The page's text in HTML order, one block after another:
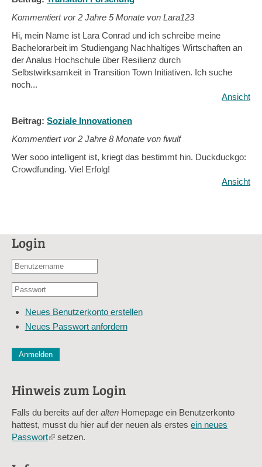
Kommentiert vor2 Jahre 5 Monate von Lara123
Hi, mein Name ist Lara Conrad und ich schreibe meine
Bachelorarbeit im Studiengang Nachhaltiges Wirtschaften an
der Analus Hochschule über Resilienz durch
Selbstwirksamkeit in Transition Town Initiativen. Ich suche
noch...
Ansicht
Beitrag: Soziale Innovationen
Kommentiert vor2 Jahre 8 Monate von fwulf
Wer sooo intelligent ist, kriegt das bestimmt hin. Duckduckgo:
Crowdfunding. Viel Erfolg!
Ansicht
Login
Benutzername
E-
Adresse
Passwort
Neues Benutzerkonto erstellen
Neues Passwort anfordern
Diese Sicherheitsfrage überprüft, ob Sie ein menschlicher
Sag mir nicht, wie viele Sternlein stehen
Hinweis zum Login
Falls du bereits auf der alten Homepage ein Benutzerkonto
hattest, musst du hier auf der neuen als erstes ein neues
Passwort(linksetzen.